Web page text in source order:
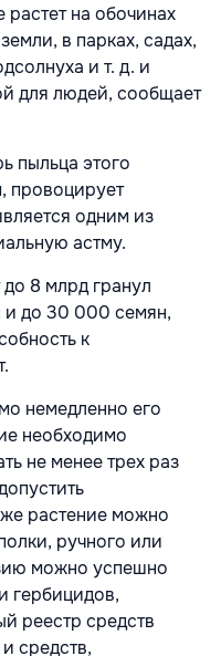
на обочинах
в парках, садах,
и т. д. и
для людей, сообщает
пыльца этого
провоцирует
одним из
астму.
8 млрд гранул
до 30 000 семян,
к
немедленно его
необходимо
не менее трех раз
растение можно
ручного или
можно успешно
гербицидов,
реестр средств
средств,